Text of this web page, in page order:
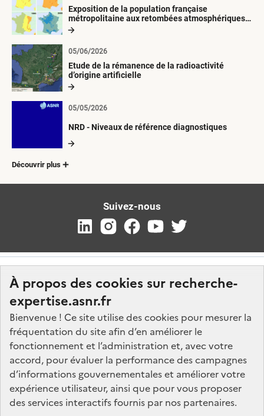
À propos des cookies sur recherche-
expertise.asnr.fr
Bienvenue ! Ce site utilise des cookies pour mesurer la
fréquentation du site afin d’en améliorer le
fonctionnement et l’administration et, avec votre
accord, pour évaluer la performance des campagnes
d’informations gouvernementales et améliorer votre
expérience utilisateur, ainsi que pour vous proposer
des services interactifs fournis par nos partenaires.
Exposition de la population française
métropolitaine aux retombées atmosphériques
radioactives depuis 1945
Etude de la rémanence de la radioactivité
d’origine artificielle
05/06/2026
NRD - Niveaux de référence diagnostiques
05/05/2026
Découvrir plus
Suivez-nous
Nos marchés
Nos offres d'emploi
FAQ
Glossaire